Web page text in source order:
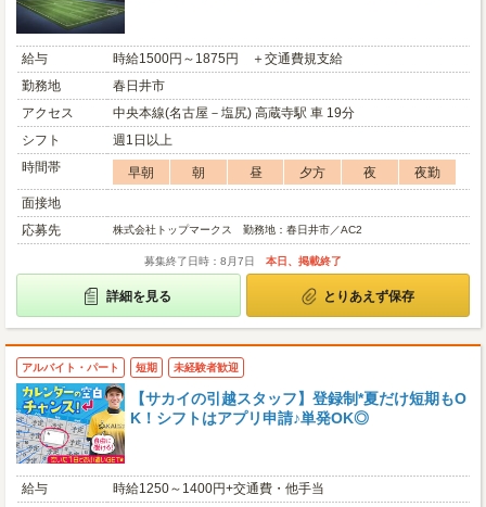
給与
時給1500円～1875円 ＋交通費規支給
勤務地
春日井市
アクセス
中央本線(名古屋－塩尻) 高蔵寺駅 車 19分
シフト
週1日以上
時間帯
早朝 朝 昼 夕方 夜
夜勤
面接地
応募先
株式会社トップマークス 勤務地：春日井市／AC2
募集終了日時：8月7日 本日、掲載終了
詳細を見る とりあえず保存
アルバイト・パート 短期 未経験者歓迎
【サカイの引越スタッフ】登録制*夏だけ短期もO
K！シフトはアプリ申請♪単発OK◎
給与
時給1250～1400円+交通費・他手当